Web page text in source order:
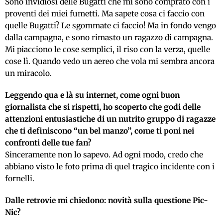
proventi dei miei fumetti. Ma sapete cosa ci faccio con
quelle Bugatti? Le sgommate ci faccio! Ma in fondo vengo
dalla campagna, e sono rimasto un ragazzo di campagna.
Mi piacciono le cose semplici, il riso con la verza, quelle
cose lì. Quando vedo un aereo che vola mi sembra ancora
un miracolo.
Leggendo qua e là su internet, come ogni buon
giornalista che si rispetti, ho scoperto che godi delle
attenzioni entusiastiche di un nutrito gruppo di ragazze
che ti definiscono “un bel manzo”, come ti poni nei
confronti delle tue fan?
Sinceramente non lo sapevo. Ad ogni modo, credo che
abbiano visto le foto prima di quel tragico incidente con i
fornelli.
Dalle retrovie mi chiedono: novità sulla questione Pic-
Nic?